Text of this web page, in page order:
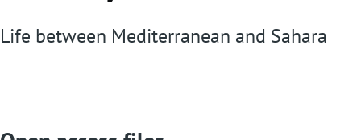
Life between Mediterranean and Sahara